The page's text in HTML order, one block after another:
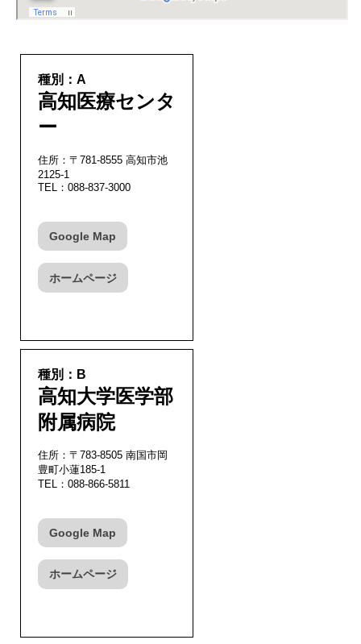
種別：A
高知医療センタ
ー
住所：〒781-8555 高知市池
2125-1
TEL：088-837-3000
Google Map
ホームページ
種別：B
高知大学医学部
附属病院
住所：〒783-8505 南国市岡
豊町小蓮185-1
TEL：088-866-5811
Google Map
ホームページ